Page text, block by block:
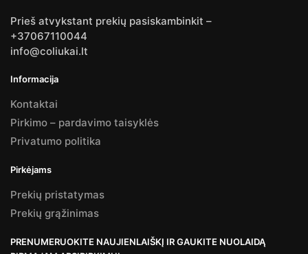
Prieš atvykstant prekių pasiskambinkit –
+37067110044
info@coliukai.lt
Informacija
Kontaktai
Pirkimo – pardavimo taisyklės
Privatumo politika
Pirkėjams
Prekių pristatymas
Prekių grąžinimas
PRENUMERUOKITE NAUJIENLAIŠKĮ IR GAUKITE NUOLAIDĄ